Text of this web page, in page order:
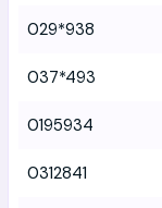
029*938
037*493
0195934
0312841